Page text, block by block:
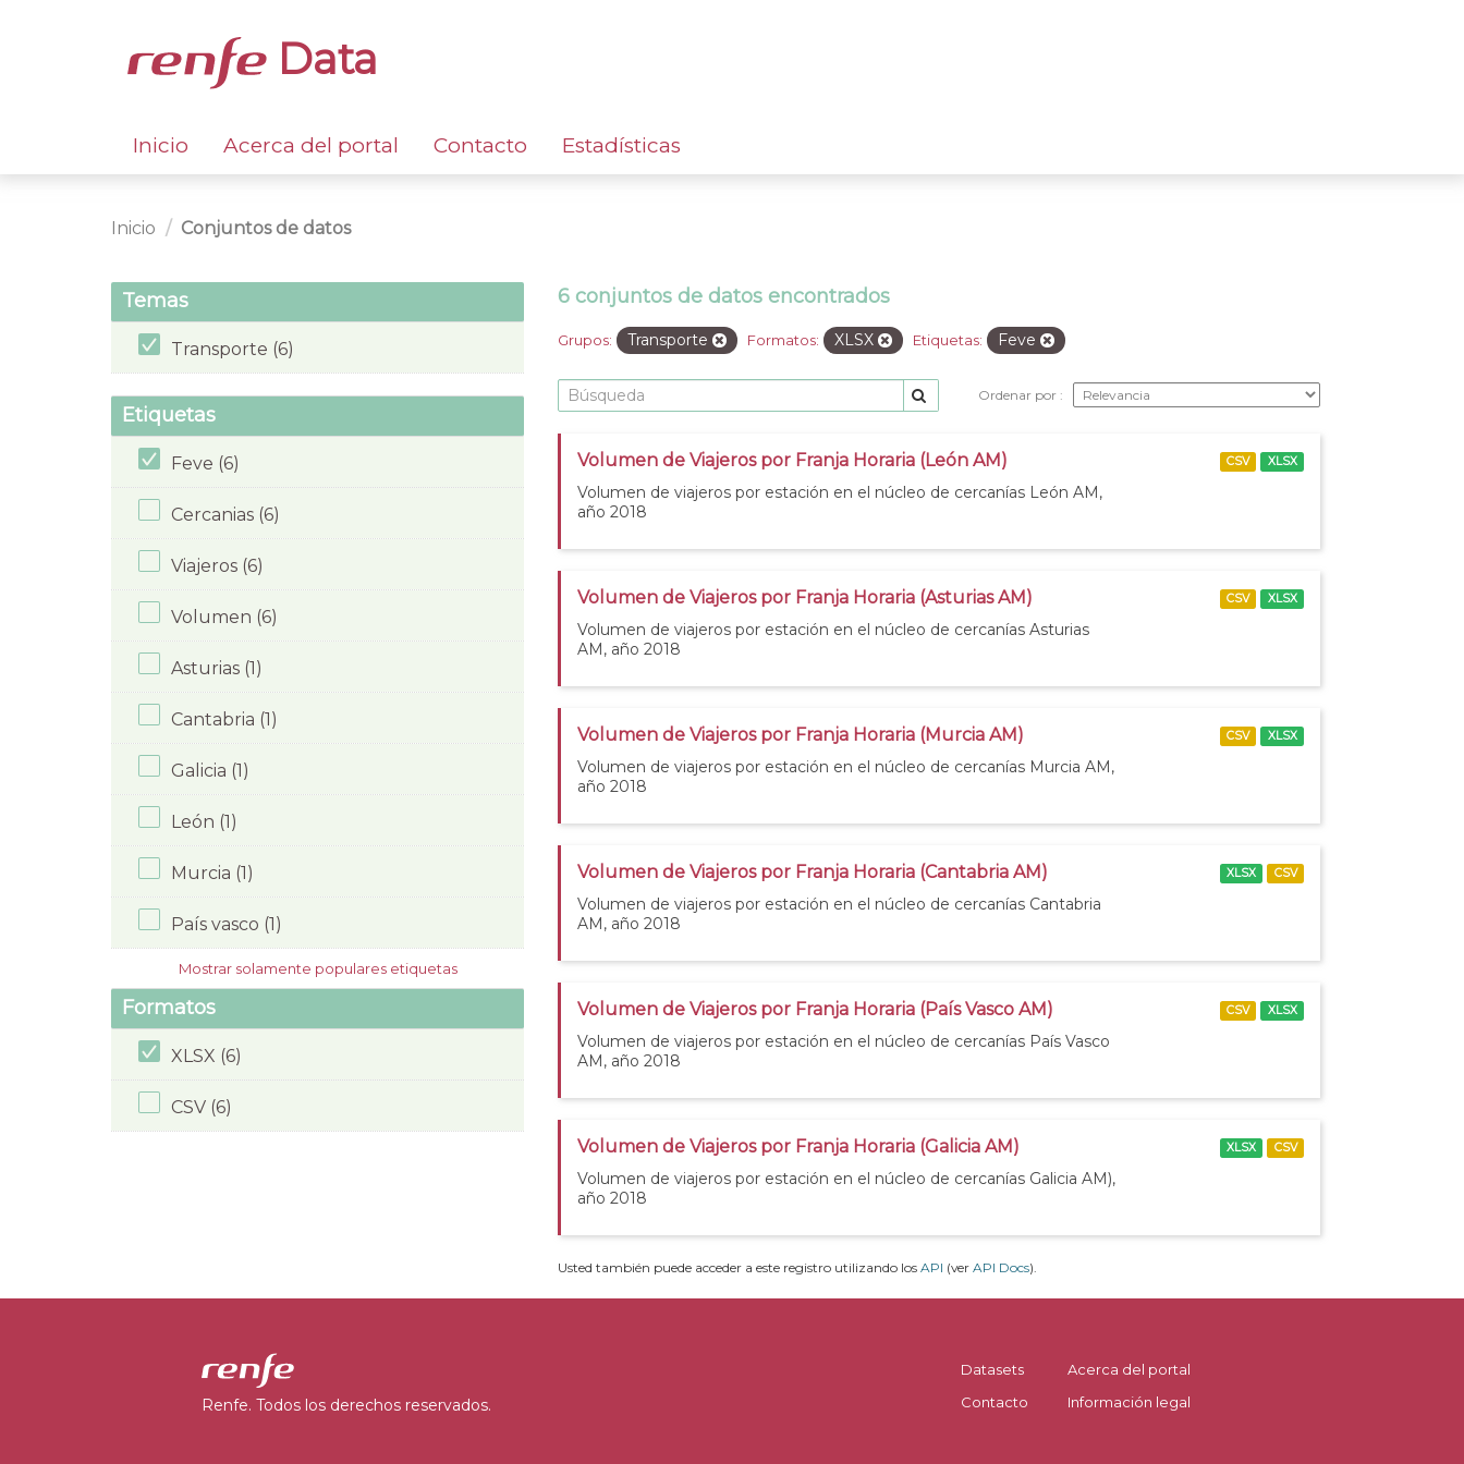
Data
Inicio Acerca del portal Contacto Estadísticas
Inicio Conjuntos de datos
Temas
Transporte (6)
Etiquetas
Feve (6)
Cercanias (6)
Viajeros (6)
Volumen (6)
Asturias (1)
Cantabria (1)
Galicia (1)
León (1)
Murcia (1)
País vasco (1)
Mostrar solamente populares etiquetas
Formatos
XLSX (6)
CSV (6)
6 conjuntos de datos encontrados
Grupos: Transporte Formatos: XLSX Etiquetas: Feve
Ordenar por
Volumen de Viajeros por Franja Horaria (León AM)
Volumen de viajeros por estación en el núcleo de cercanías León AM,
año 2018
CSV XLSX
Volumen de Viajeros por Franja Horaria (Asturias AM)
Volumen de viajeros por estación en el núcleo de cercanías Asturias
AM, año 2018
CSV XLSX
Volumen de Viajeros por Franja Horaria (Murcia AM)
Volumen de viajeros por estación en el núcleo de cercanías Murcia AM,
año 2018
CSV XLSX
Volumen de Viajeros por Franja Horaria (Cantabria AM)
Volumen de viajeros por estación en el núcleo de cercanías Cantabria
AM, año 2018
XLSX CSV
Volumen de Viajeros por Franja Horaria (País Vasco AM)
Volumen de viajeros por estación en el núcleo de cercanías País Vasco
AM, año 2018
CSV XLSX
Volumen de Viajeros por Franja Horaria (Galicia AM)
Volumen de viajeros por estación en el núcleo de cercanías Galicia AM),
año 2018
XLSX CSV
Usted también puede acceder a este registro utilizando los API (ver API Docs).
Renfe. Todos los derechos reservados.
Datasets
Contacto
Acerca del portal
Información legal